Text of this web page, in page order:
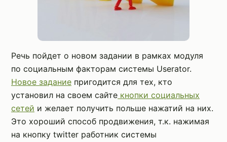
Речь пойдет о новом задании в рамках модуля
по социальным факторам системы Userator.
Новое задание пригодится для тех, кто
установил на своем сайте кнопки социальных
сетей и желает получить польше нажатий на них.
Это хороший способ продвижения, т.к. нажимая
на кнопку twitter работник системы